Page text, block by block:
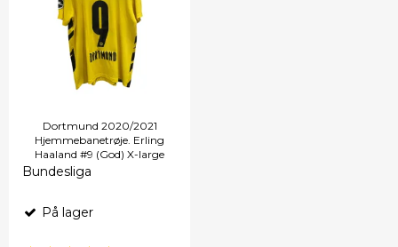
Dortmund 2020/2021
Hjemmebanetrøje. Erling
Haaland #9 (God) X-large
Bundesliga
På lager